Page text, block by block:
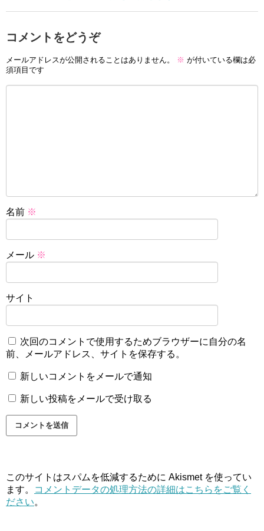
コメントをどうぞ
メールアドレスが公開されることはありません。 ※ が付いている欄は必
須項目です
名前 ※
メール ※
サイト
次回のコメントで使用するためブラウザーに自分の名
前、メールアドレス、サイトを保存する。
新しいコメントをメールで通知
新しい投稿をメールで受け取る
このサイトはスパムを低減するために Akismet を使ってい
ます。
コメントデータの処理方法の詳細はこちらをご覧く
ださい。